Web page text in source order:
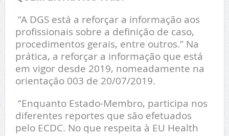
“A DGS está a reforçar a informação aos
profissionais sobre a definição de caso,
procedimentos gerais, entre outros.” Na
prática, a reforçar a informação que está
em vigor desde 2019, nomeadamente na
orientação 003 de 20/07/2019.
“Enquanto Estado-Membro, participa nos
diferentes reportes que são efetuados
pelo ECDC. No que respeita à EU Health